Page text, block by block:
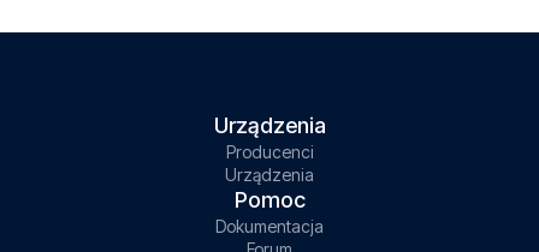
Urządzenia
Producenci
Urządzenia
Pomoc
Dokumentacja